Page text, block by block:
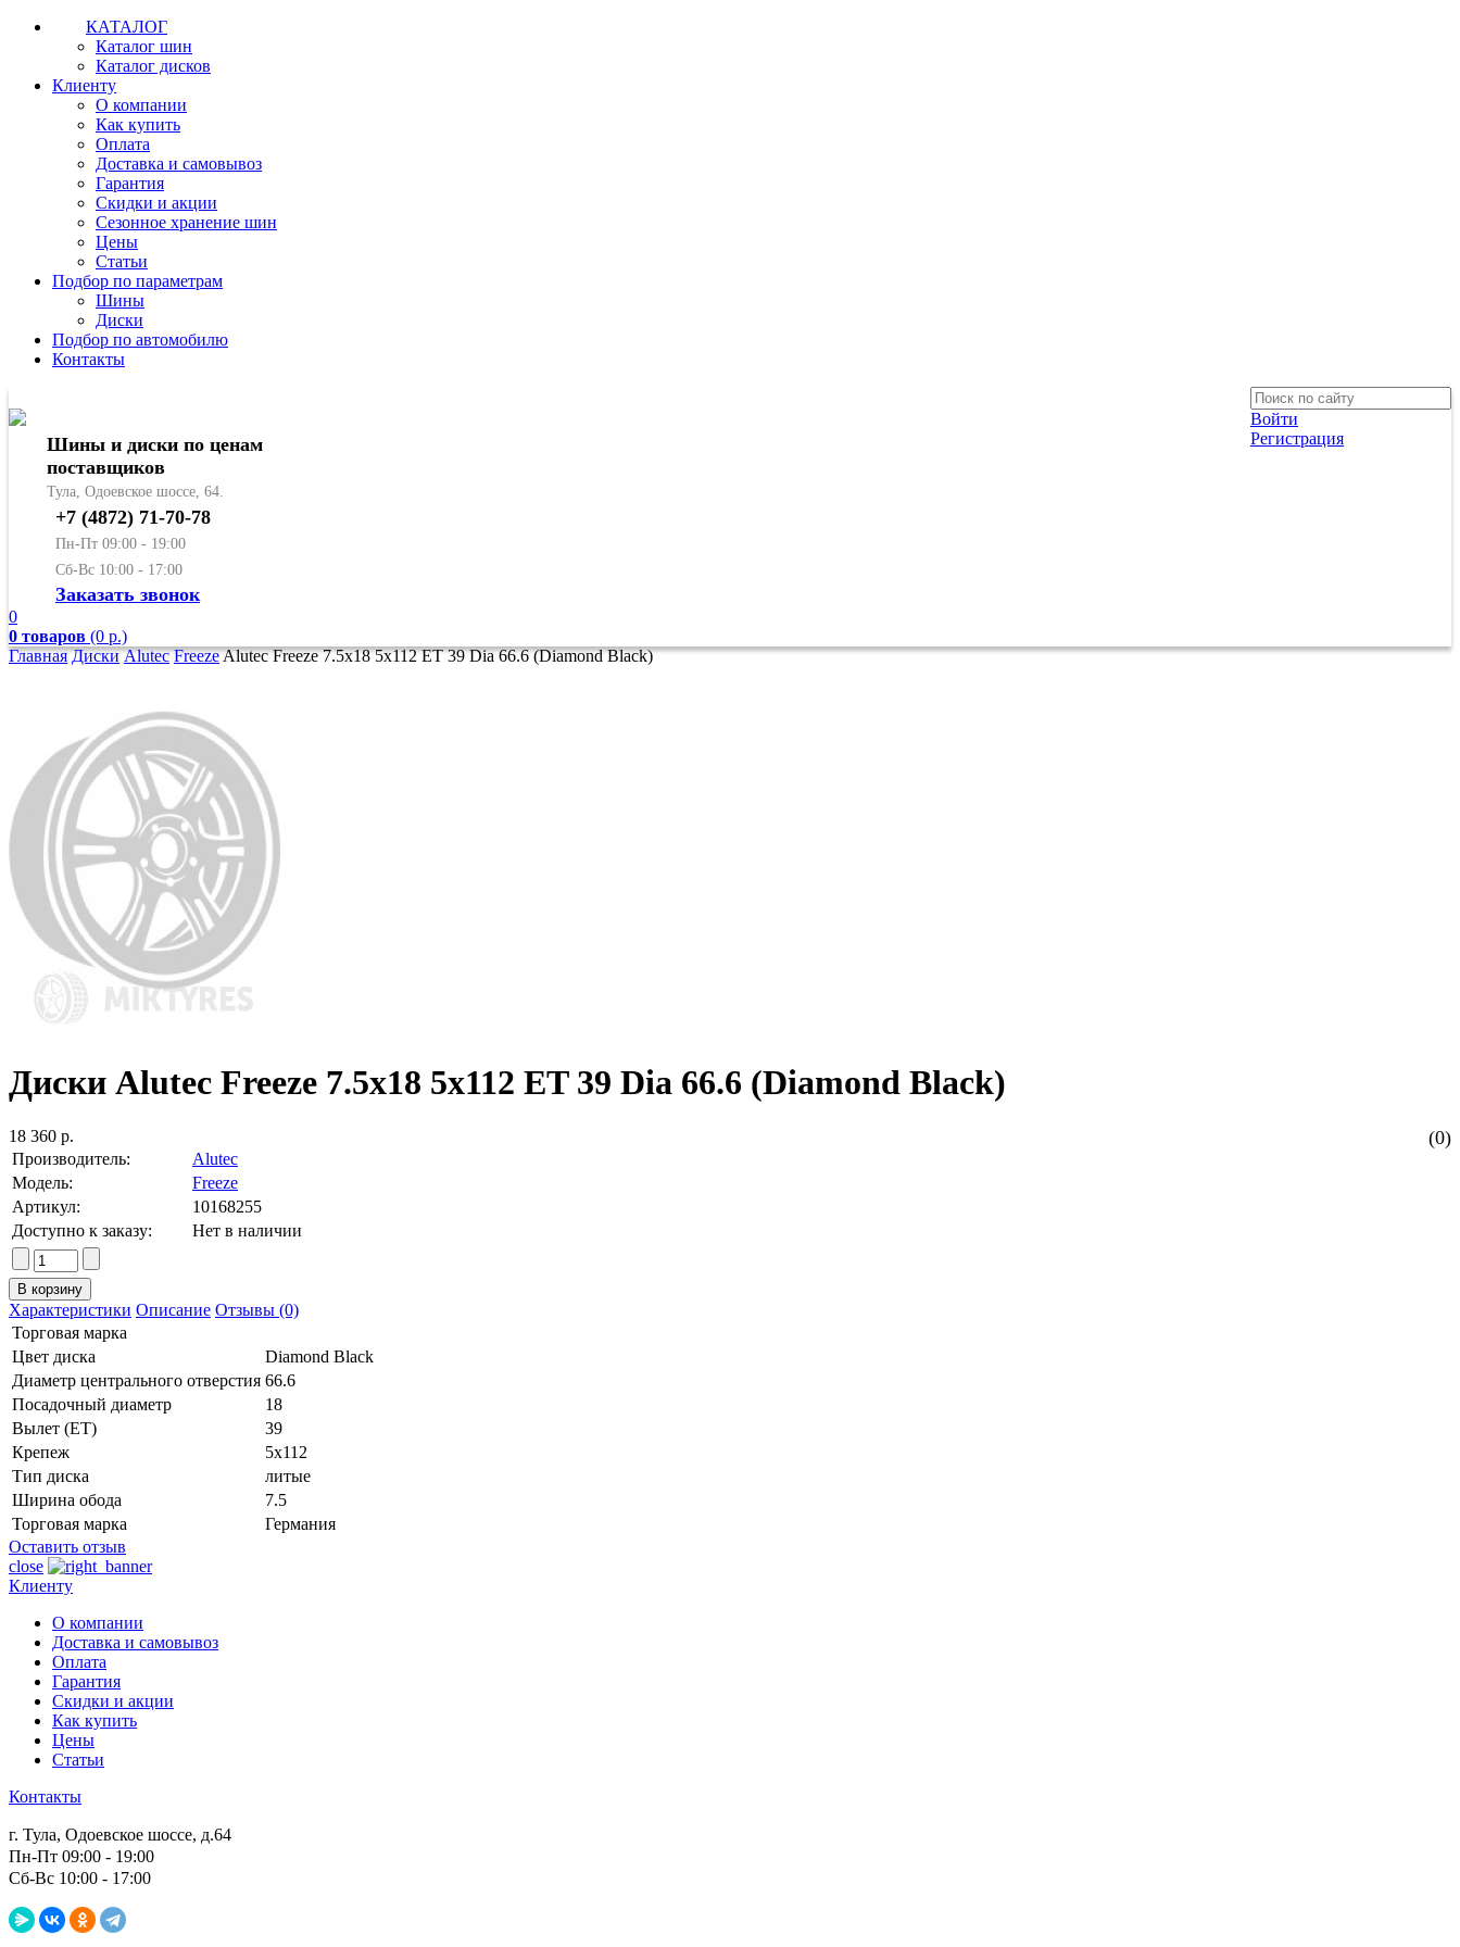
КАТАЛОГ
Каталог шин
Каталог дисков
Клиенту
О компании
Как купить
Оплата
Доставка и самовывоз
Гарантия
Скидки и акции
Сезонное хранение шин
Цены
Статьи
Подбор по параметрам
Шины
Диски
Подбор по автомобилю
Контакты
Войти
Регистрация
Шины и диски по ценам
поставщиков
Тула, Одоевское шоссе, 64.
+7 (4872) 71-70-78
Пн-Пт 09:00 - 19:00
Сб-Вс 10:00 - 17:00
Заказать звонок
0
0 товаров (0 р.)
Главная Диски Alutec FreezeAlutec Freeze 7.5x18 5x112 ET 39 Dia 66.6 (Diamond Black)
Диски Alutec Freeze 7.5x18 5x112 ET 39 Dia 66.6 (Diamond Black)
(0)
18 360 р.
Производитель:
Alutec
Модель:
Freeze
Артикул:
10168255
Доступно к заказу:
Нет в наличии
Характеристики Описание Отзывы (0)
Торговая марка
Цвет диска
Diamond Black
Диаметр центрального отверстия 66.6
Посадочный диаметр
18
Вылет (ET)
39
Крепеж
5x112
Тип диска
литые
Ширина обода
7.5
Торговая марка
Германия
Оставить отзыв
close
Клиенту
О компании
Доставка и самовывоз
Оплата
Гарантия
Скидки и акции
Как купить
Цены
Статьи
Контакты
г. Тула, Одоевское шоссе, д.64
Пн-Пт 09:00 - 19:00
Сб-Вс 10:00 - 17:00